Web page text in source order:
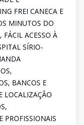
FREI CANECA E
MINUTOS DO
ACESSO À
SÍRIO-
BANCOS E
LOCALIZAÇÃO
PROFISSIONAIS